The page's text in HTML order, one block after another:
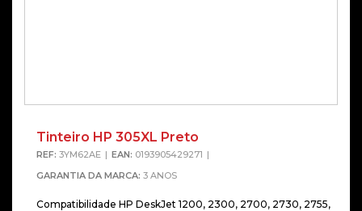
Tinteiro HP 305XL Preto
REF: 3YM62AE EAN: 0193905429271
GARANTIA DA MARCA: 3 ANOS
Compatibilidade HP DeskJet 1200, 2300, 2700, 2730, 2755,